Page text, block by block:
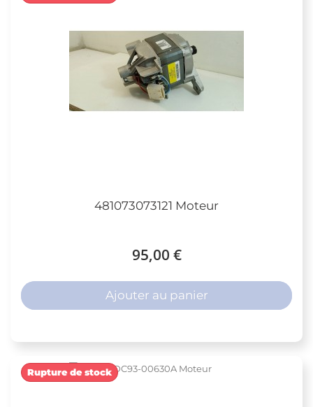
481073073121 Moteur
95,00 €
Ajouter au panier
Rupture de stock